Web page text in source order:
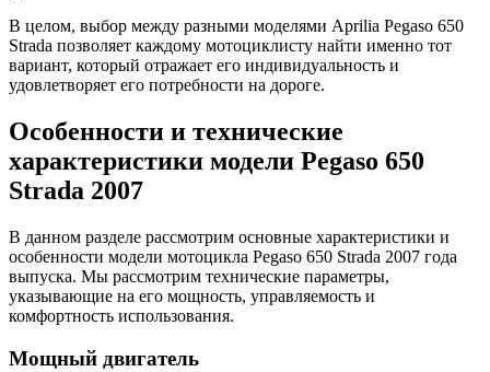
В целом, выбор между разными моделями Aprilia Pegaso 650
Strada позволяет каждому мотоциклисту найти именно тот
вариант, который отражает его индивидуальность и
удовлетворяет его потребности на дороге.
Особенности и технические
характеристики модели Pegaso 650
Strada 2007
В данном разделе рассмотрим основные характеристики и
особенности модели мотоцикла Pegaso 650 Strada 2007 года
выпуска. Мы рассмотрим технические параметры,
указывающие на его мощность, управляемость и
комфортность использования.
Мощный двигатель